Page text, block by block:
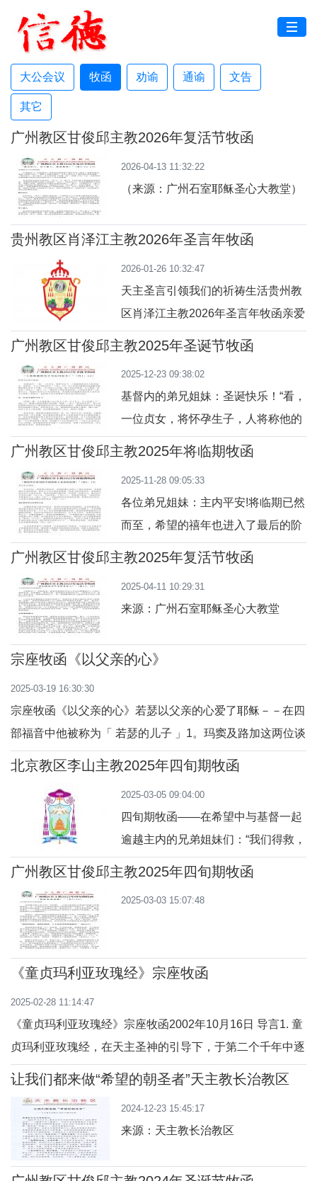
大公会议 牧函 劝谕 通谕 文告
其它
广州教区甘俊邱主教2026年复活节牧函
2026-04-13 11:32:22
（来源：广州石室耶稣圣心大教堂）
贵州教区肖泽江主教2026年圣言年牧函
2026-01-26 10:32:47
天主圣言引领我们的祈祷生活贵州教
区肖泽江主教2026年圣言年牧函亲爱
的全体堂区司铎、教区培育中心、修
主耶稣基督赐予你们恩宠与平安！宗
座牧函《开启他们的明悟》（Aperuit
Illis）（2019）宣布普世教会将每年
常年期的第三主日定为“天主圣言主
读并传
广州教区甘俊邱主教2025年圣诞节牧函
2025-12-23 09:38:02
基督内的弟兄姐妹：圣诞快乐！“看，
一位贞女，将怀孕生子，人将称他的
名字为厄玛奴耳，意思是：天主与我
的高峰藉着耶稣的诞生拉开了序
幕。“天主使自己空虚，取了奴仆的形
体，与人相似，形状也一见如人”（斐
2:7），“他经历了我们所经历的，只
对当下生活的改变，而是降生的基督
行，我们的人性在基督的人性生命内
得以圣化。
广州教区甘俊邱主教2025年将临期牧函
2025-11-28 09:05:33
各位弟兄姐妹：主内平安!将临期已然
而至，希望的禧年也进入了最后的阶
段。幸福是我们生活的希望，是每个
迁，迫使我们的生活产生诸多改变，
很多时候我们被生活“压迫到”沧桑无
不如意事，十常八九”，圣保禄宗徒
3:20)”，“我们期待所有希望的幸福，
和我们伟大的天主及救主耶稣基督光
荣的显现(铎2:13)”。
广州教区甘俊邱主教2025年复活节牧函
2025-04-11 10:29:31
来源：广州石室耶稣圣心大教堂
宗座牧函《以父亲的心》
2025-03-19 16:30:30
宗座牧函《以父亲的心》若瑟以父亲的心爱了耶稣－－在四
部福音中他被称为「 若瑟的儿子 」1。玛窦及路加这两位谈
论若瑟最多的福音作者只提供了一点讯息，但足以让我们了
知道，若瑟是一位卑微的木匠（参阅：玛 13:55），与玛利
亚订了婚（参阅：玛
北京教区李山主教2025年四旬期牧函
2025-03-05 09:04:00
四旬期牧函——在希望中与基督一起
逾越主内的兄弟姐妹们：“我们得救，
还是在于希望。”（罗8:24）值此恩宠
与希望，通过圣灰礼仪这一忏悔仪
告：在希望中我们同行》）。北京教
堂区团体、
广州教区甘俊邱主教2025年四旬期牧函
2025-03-03 15:07:48
《童贞玛利亚玫瑰经》宗座牧函
2025-02-28 11:14:47
《童贞玛利亚玫瑰经》宗座牧函2002年10月16日 导言1. 童
贞玛利亚玫瑰经，在天主圣神的引导下，于第二个千年中逐
渐发展。这种祈祷受到许多圣人的喜爱，也受到教会训导的
然是一种相当重要的祈祷，也定会带来圣德的果实。玫瑰经
祈祷在基督信仰的灵修道路上占有
让我们都来做“希望的朝圣者”天主教长治教区
2025年禧年牧函
2024-12-23 15:45:17
来源：天主教长治教区